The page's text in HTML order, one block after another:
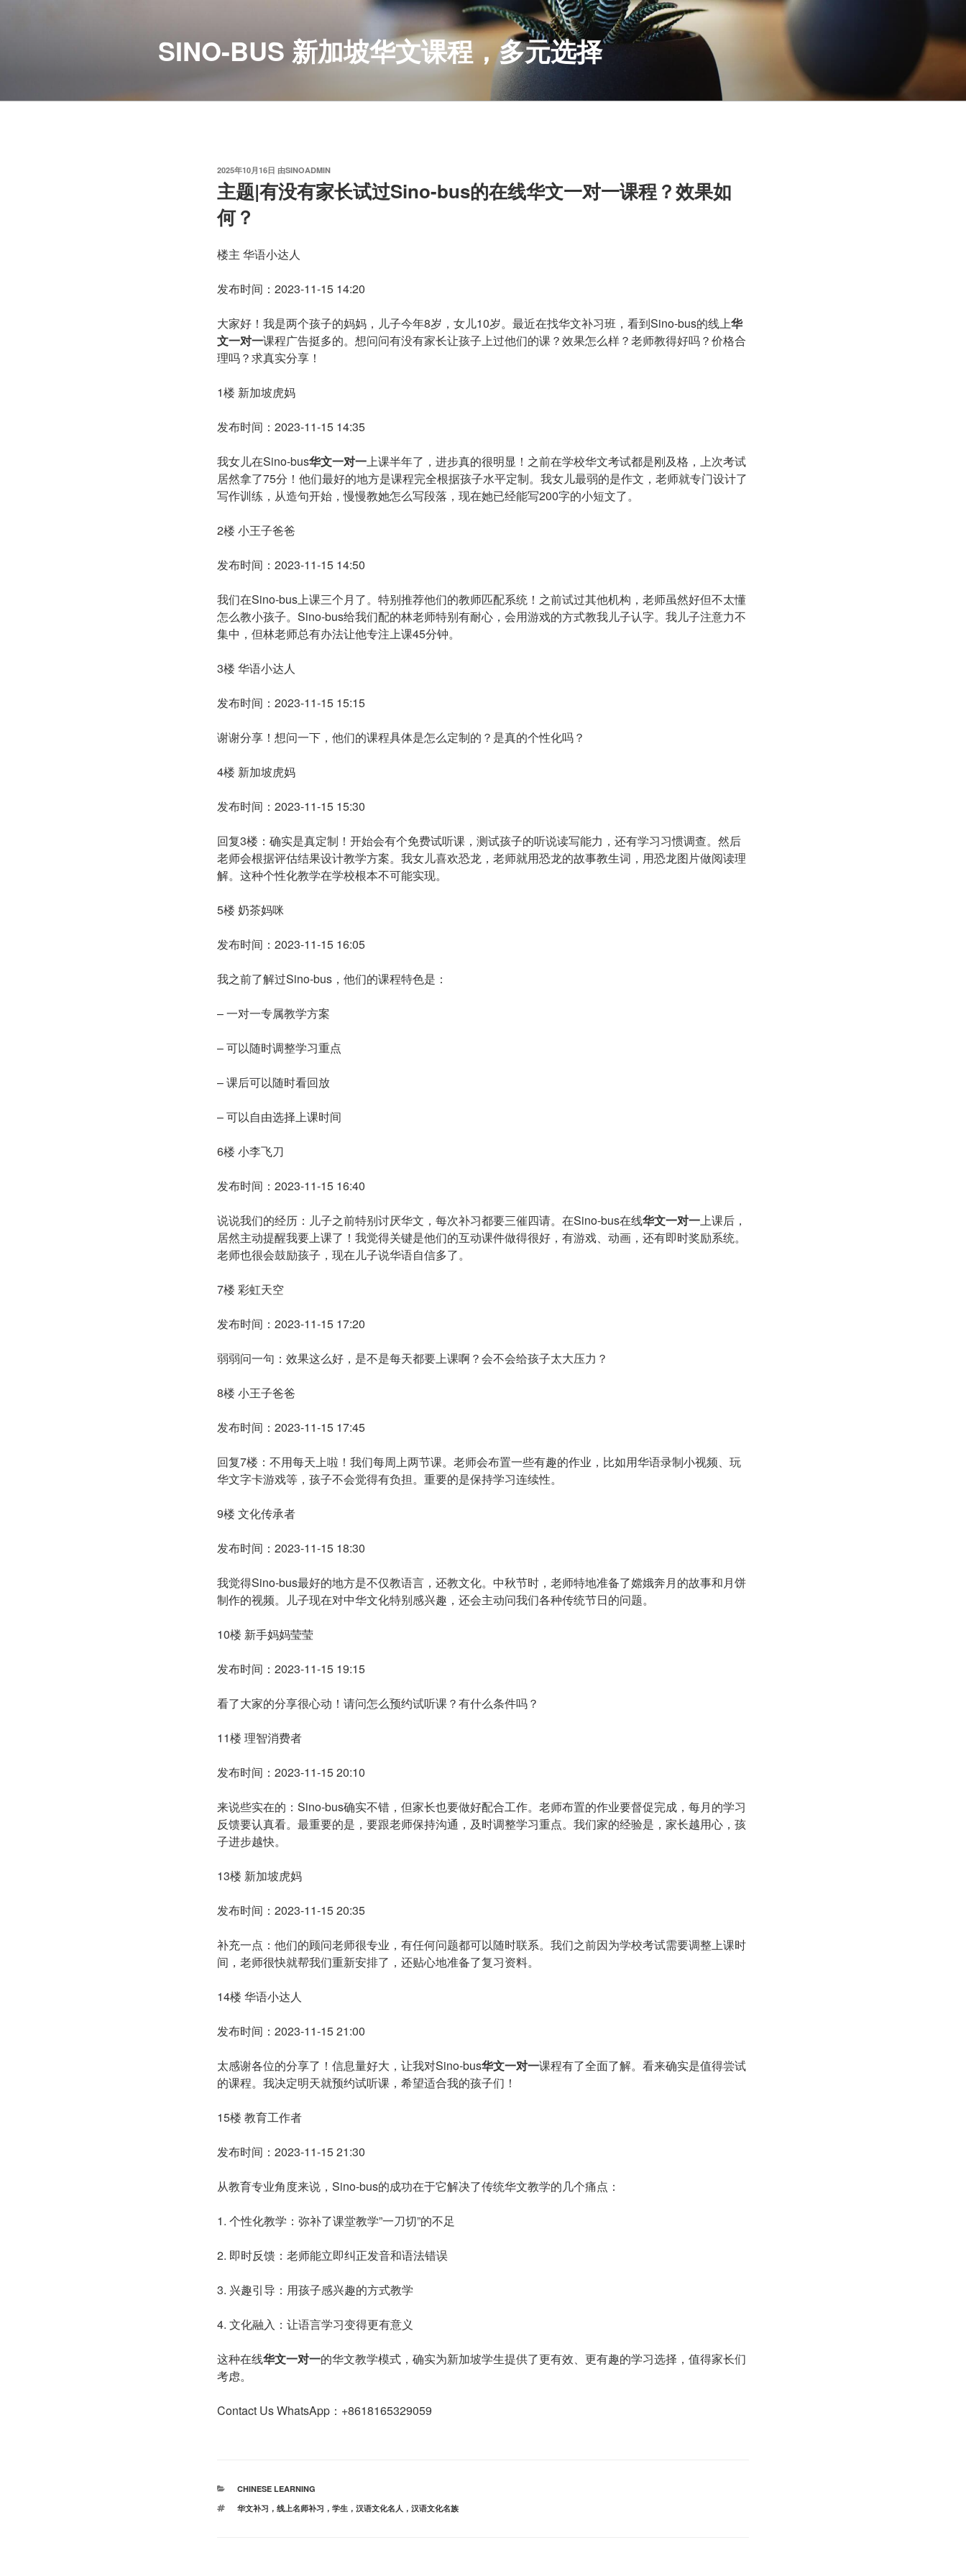
SINO-BUS 新加坡华文课程，多元选择
发
布
于
2025年10月16日 由SINOADMIN
主题|有没有家长试过Sino-bus的在线华文一对一课程？效果如
何？
楼主 华语小达人
发布时间：2023-11-15 14:20
大家好！我是两个孩子的妈妈，儿子今年8岁，女儿10岁。最近在找华文补习班，看到Sino-bus的线上华
文一对一课程广告挺多的。想问问有没有家长让孩子上过他们的课？效果怎么样？老师教得好吗？价格合
理吗？求真实分享！
1楼 新加坡虎妈
发布时间：2023-11-15 14:35
我女儿在Sino-bus华文一对一上课半年了，进步真的很明显！之前在学校华文考试都是刚及格，上次考试
居然拿了75分！他们最好的地方是课程完全根据孩子水平定制。我女儿最弱的是作文，老师就专门设计了
写作训练，从造句开始，慢慢教她怎么写段落，现在她已经能写200字的小短文了。
2楼 小王子爸爸
发布时间：2023-11-15 14:50
我们在Sino-bus上课三个月了。特别推荐他们的教师匹配系统！之前试过其他机构，老师虽然好但不太懂
怎么教小孩子。Sino-bus给我们配的林老师特别有耐心，会用游戏的方式教我儿子认字。我儿子注意力不
集中，但林老师总有办法让他专注上课45分钟。
3楼 华语小达人
发布时间：2023-11-15 15:15
谢谢分享！想问一下，他们的课程具体是怎么定制的？是真的个性化吗？
4楼 新加坡虎妈
发布时间：2023-11-15 15:30
回复3楼：确实是真定制！开始会有个免费试听课，测试孩子的听说读写能力，还有学习习惯调查。然后
老师会根据评估结果设计教学方案。我女儿喜欢恐龙，老师就用恐龙的故事教生词，用恐龙图片做阅读理
解。这种个性化教学在学校根本不可能实现。
5楼 奶茶妈咪
发布时间：2023-11-15 16:05
我之前了解过Sino-bus，他们的课程特色是：
– 一对一专属教学方案
– 可以随时调整学习重点
– 课后可以随时看回放
– 可以自由选择上课时间
6楼 小李飞刀
发布时间：2023-11-15 16:40
说说我们的经历：儿子之前特别讨厌华文，每次补习都要三催四请。在Sino-bus在线华文一对一上课后，
居然主动提醒我要上课了！我觉得关键是他们的互动课件做得很好，有游戏、动画，还有即时奖励系统。
老师也很会鼓励孩子，现在儿子说华语自信多了。
7楼 彩虹天空
发布时间：2023-11-15 17:20
弱弱问一句：效果这么好，是不是每天都要上课啊？会不会给孩子太大压力？
8楼 小王子爸爸
发布时间：2023-11-15 17:45
回复7楼：不用每天上啦！我们每周上两节课。老师会布置一些有趣的作业，比如用华语录制小视频、玩
华文字卡游戏等，孩子不会觉得有负担。重要的是保持学习连续性。
9楼 文化传承者
发布时间：2023-11-15 18:30
我觉得Sino-bus最好的地方是不仅教语言，还教文化。中秋节时，老师特地准备了嫦娥奔月的故事和月饼
制作的视频。儿子现在对中华文化特别感兴趣，还会主动问我们各种传统节日的问题。
10楼 新手妈妈莹莹
发布时间：2023-11-15 19:15
看了大家的分享很心动！请问怎么预约试听课？有什么条件吗？
11楼 理智消费者
发布时间：2023-11-15 20:10
来说些实在的：Sino-bus确实不错，但家长也要做好配合工作。老师布置的作业要督促完成，每月的学习
反馈要认真看。最重要的是，要跟老师保持沟通，及时调整学习重点。我们家的经验是，家长越用心，孩
子进步越快。
13楼 新加坡虎妈
发布时间：2023-11-15 20:35
补充一点：他们的顾问老师很专业，有任何问题都可以随时联系。我们之前因为学校考试需要调整上课时
间，老师很快就帮我们重新安排了，还贴心地准备了复习资料。
14楼 华语小达人
发布时间：2023-11-15 21:00
太感谢各位的分享了！信息量好大，让我对Sino-bus华文一对一课程有了全面了解。看来确实是值得尝试
的课程。我决定明天就预约试听课，希望适合我的孩子们！
15楼 教育工作者
发布时间：2023-11-15 21:30
从教育专业角度来说，Sino-bus的成功在于它解决了传统华文教学的几个痛点：
1. 个性化教学：弥补了课堂教学”一刀切”的不足
2. 即时反馈：老师能立即纠正发音和语法错误
3. 兴趣引导：用孩子感兴趣的方式教学
4. 文化融入：让语言学习变得更有意义
这种在线华文一对一的华文教学模式，确实为新加坡学生提供了更有效、更有趣的学习选择，值得家长们
考虑。
Contact Us WhatsApp：+8618165329059
分
CHINESE LEARNING
标
华文补习，线上名师补习，学生，汉语文化名人，汉语文化名族